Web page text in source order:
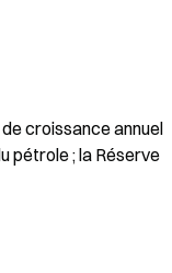
de croissance annuel
pétrole ; la Réserve